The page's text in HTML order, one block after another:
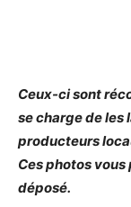
Ceux-ci sont
se charge de les
producteurs
Ces photos
déposé.